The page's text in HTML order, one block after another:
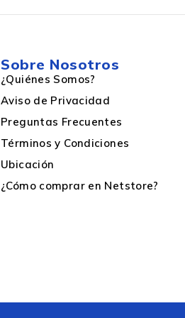
Sobre Nosotros
¿Quiénes Somos?
Aviso de Privacidad
Preguntas Frecuentes
Términos y Condiciones
Ubicación
¿Cómo comprar en Netstore?